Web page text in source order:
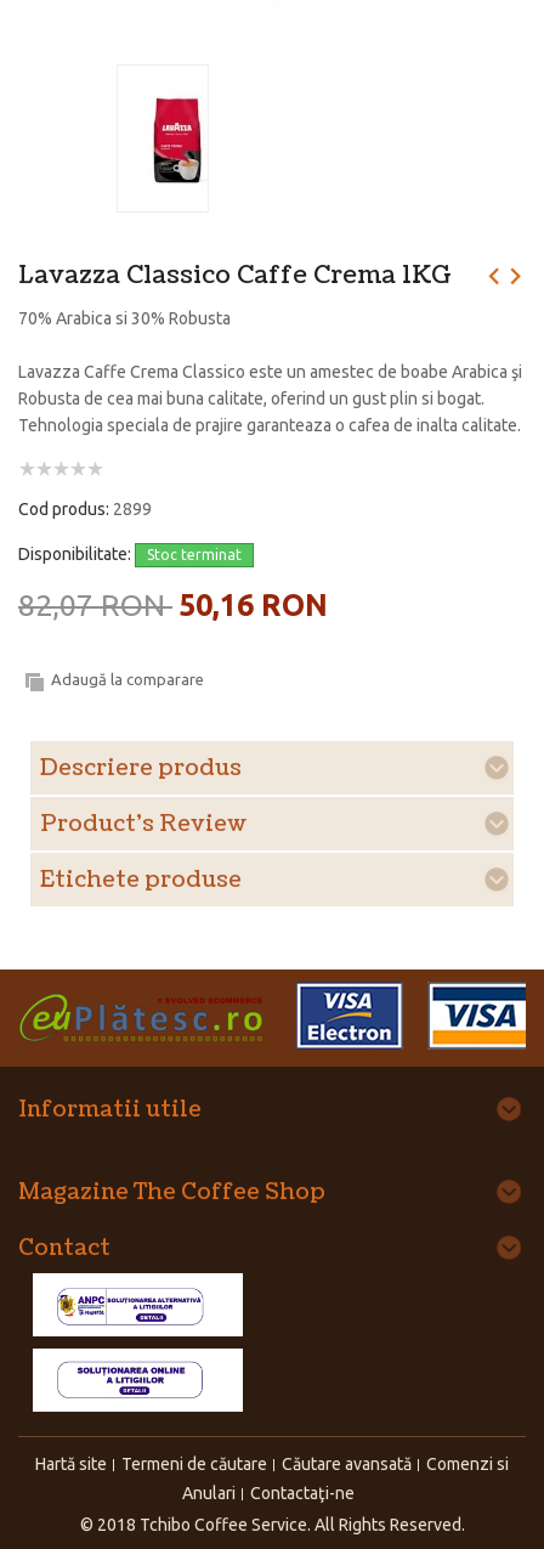
Lavazza Classico Caffe Crema 1KG
70% Arabica si 30% Robusta
Lavazza Caffe Crema Classico este un amestec de boabe Arabica şi
Robusta de cea mai buna calitate, oferind un gust plin si bogat.
Tehnologia speciala de prajire garanteaza o cafea de inalta calitate.
Cod produs: 2899
Disponibilitate: Stoc terminat
82,07 RON 50,16 RON
Adaugă la comparare
Descriere produs
Product's Review
Etichete produse
Informatii utile
Magazine The Coffee Shop
Contact
Hartă site Termeni de căutare Căutare avansată
Comenzi si
Anulari
Contactaţi-ne
© 2018 Tchibo Coffee Service. All Rights Reserved.